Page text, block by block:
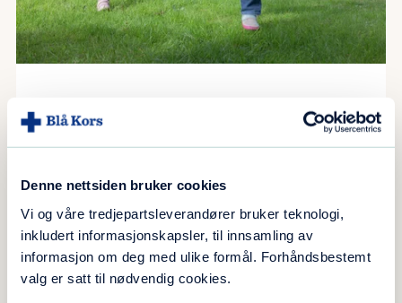
Denne nettsiden bruker cookies
Vi og våre tredjepartsleverandører bruker teknologi,
inkludert informasjonskapsler, til innsamling av
informasjon om deg med ulike formål. Forhåndsbestemt
valg er satt til nødvendig cookies.
Når sommeren blir et vendepunkt